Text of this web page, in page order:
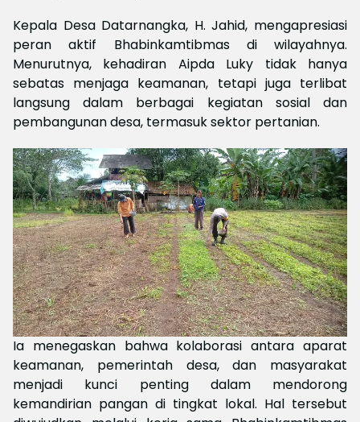
Kepala Desa Datarnangka, H. Jahid, mengapresiasi
peran aktif Bhabinkamtibmas di wilayahnya.
Menurutnya, kehadiran Aipda Luky tidak hanya
sebatas menjaga keamanan, tetapi juga terlibat
langsung dalam berbagai kegiatan sosial dan
pembangunan desa, termasuk sektor pertanian.
Ia menegaskan bahwa kolaborasi antara aparat
keamanan, pemerintah desa, dan masyarakat
menjadi kunci penting dalam mendorong
kemandirian pangan di tingkat lokal. Hal tersebut